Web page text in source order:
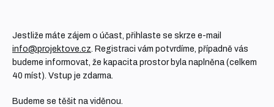
Jestliže máte zájem o účast, přihlaste se skrze e-mail
info@projektove.cz. Registraci vám potvrdíme, případně vás
budeme informovat, že kapacita prostor byla naplněna (celkem
40 míst). Vstup je zdarma.
Budeme se těšit na viděnou.